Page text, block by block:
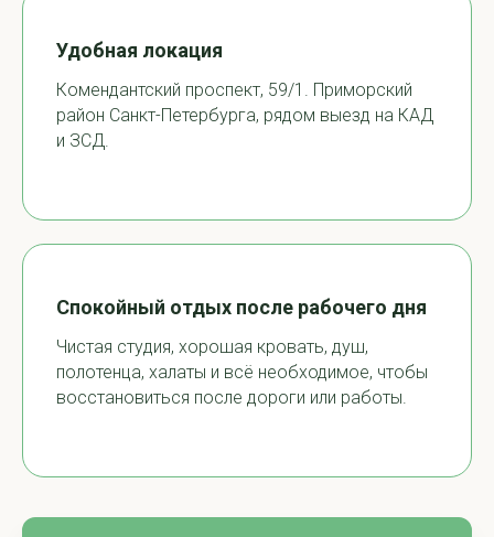
Удобная локация
Комендантский проспект, 59/1. Приморский
район Санкт-Петербурга, рядом выезд на КАД
и ЗСД.
Спокойный отдых после рабочего дня
Чистая студия, хорошая кровать, душ,
полотенца, халаты и всё необходимое, чтобы
восстановиться после дороги или работы.